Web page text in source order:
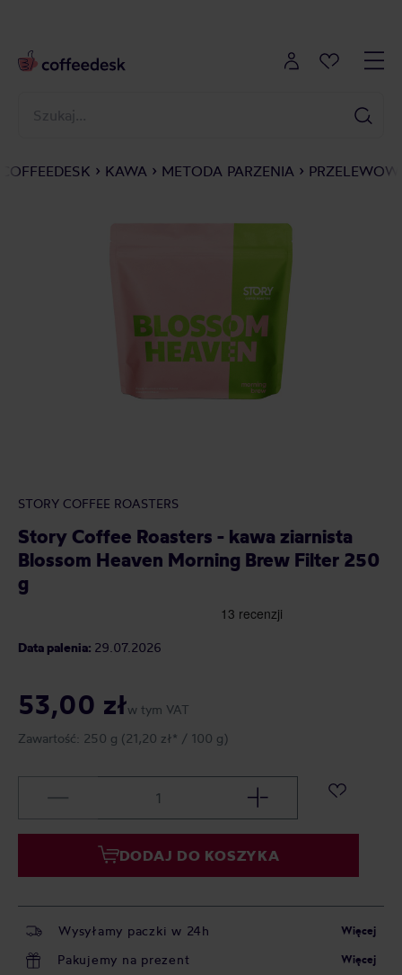
COFFEEDESK KAWA METODA PARZENIA
STORY COFFEE ROASTERS
Story Coffee Roasters - kawa ziarnista
Blossom Heaven Morning Brew Filter 250
g
Data palenia: 29.07.2026
53,00 złw tym VAT
Zawartość: 250 g (21,20 zł* / 100 g)
DODAJ DO KOSZYKA
Wysyłamy paczki w 24h Więcej
Pakujemy na prezent Więcej